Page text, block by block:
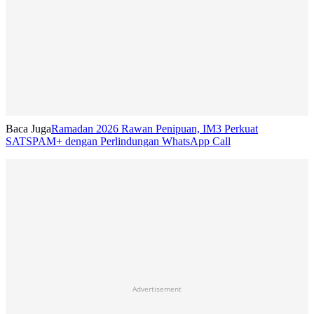
Baca JugaRamadan 2026 Rawan Penipuan, IM3 Perkuat
SATSPAM+ dengan Perlindungan WhatsApp Call
Advertisement